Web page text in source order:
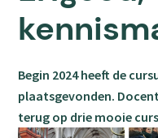
Begin 2024 heeft de
plaatsgevonden.
terug op drie mooie